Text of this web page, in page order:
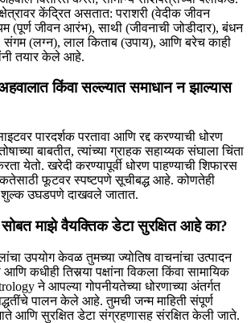
केंद्रित असतात: पराशरी (वेदीक जीवन
(पूर्ण जीवन आरंभ), साथी (जीवनाची जोडीदार), बंधन
(लग्न), लाल किताब (उपाय), आणि बरेच काही
तयार केले आहे.
किंवा सल्ल्यात समाधान न झाल्यास
पारदर्शक परतावा आणि रद्द करण्याची धोरण
बाबतीत, त्यांच्या ग्राहक सहाय्यक संघाला चिंता
येतो. खरेदी करण्यापूर्वी धोरण पाहण्याची शिफारस
फूटवर स्पष्टपणे सूचीबद्ध आहे. कोणतेही
शुल्क उघडपणे दाखवले जातात.
माझे वैयक्तिक डेटा सुरक्षित आहे का?
उपयोग केवळ तुमच्या ज्योतिष वाचनांचा उत्पादन
कधीही तिसर्‍या पक्षांना विकला किंवा सामायिक
ने आपल्या गोपनीयतेच्या धोरणाच्या अंतर्गत
पालन केले आहे. तुमची जन्म माहिती संपूर्ण
आणि सुरक्षित डेटा संग्रहणासह संरक्षित केली जाते.